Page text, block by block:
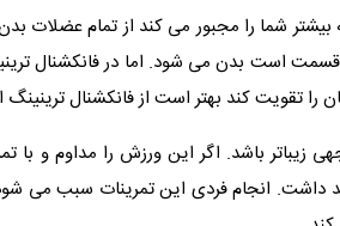
شما را مجبور می ‌کند از تمام عضلات
است بدن می‌ شود. اما در فانکشنال
تقویت کند بهتر است از فانکشنال ترینینگ
باشد. اگر این ورزش را مداوم و با
انجام فردی این تمرینات سبب می شود